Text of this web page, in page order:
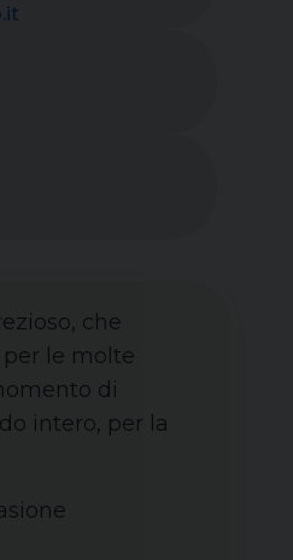
che
le molte
di
intero, per la